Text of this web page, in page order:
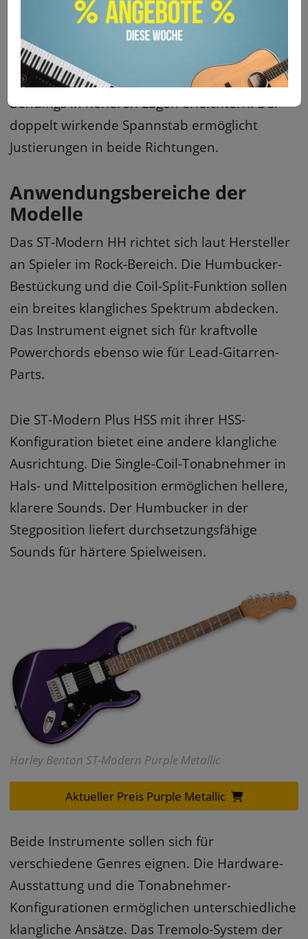
verändert sich vom 12. Bund zum 22. Bund
von einem flacheren zu einem stärkeren
Radius. Diese Konstruktion soll sowohl
Akkordspiel in den unteren Lagen als auch
Bendings in höheren Lagen erleichtern. Der
doppelt wirkende Spannstab ermöglicht
Justierungen in beide Richtungen.
Anwendungsbereiche der
Modelle
Das ST-Modern HH richtet sich laut Hersteller
an Spieler im Rock-Bereich. Die Humbucker-
Bestückung und die Coil-Split-Funktion sollen
ein breites klangliches Spektrum abdecken.
Das Instrument eignet sich für kraftvolle
Powerchords ebenso wie für Lead-Gitarren-
Parts.
Die ST-Modern Plus HSS mit ihrer HSS-
Konfiguration bietet eine andere klangliche
Ausrichtung. Die Single-Coil-Tonabnehmer in
Hals- und Mittelposition ermöglichen hellere,
klarere Sounds. Der Humbucker in der
Stegposition liefert durchsetzungsfähige
Sounds für härtere Spielweisen.
Harley Benton ST-Modern Purple Metallic
Aktueller Preis Purple Metallic
Beide Instrumente sollen sich für
verschiedene Genres eignen. Die Hardware-
Ausstattung und die Tonabnehmer-
Konfigurationen ermöglichen unterschiedliche
klangliche Ansätze. Das Tremolo-System der